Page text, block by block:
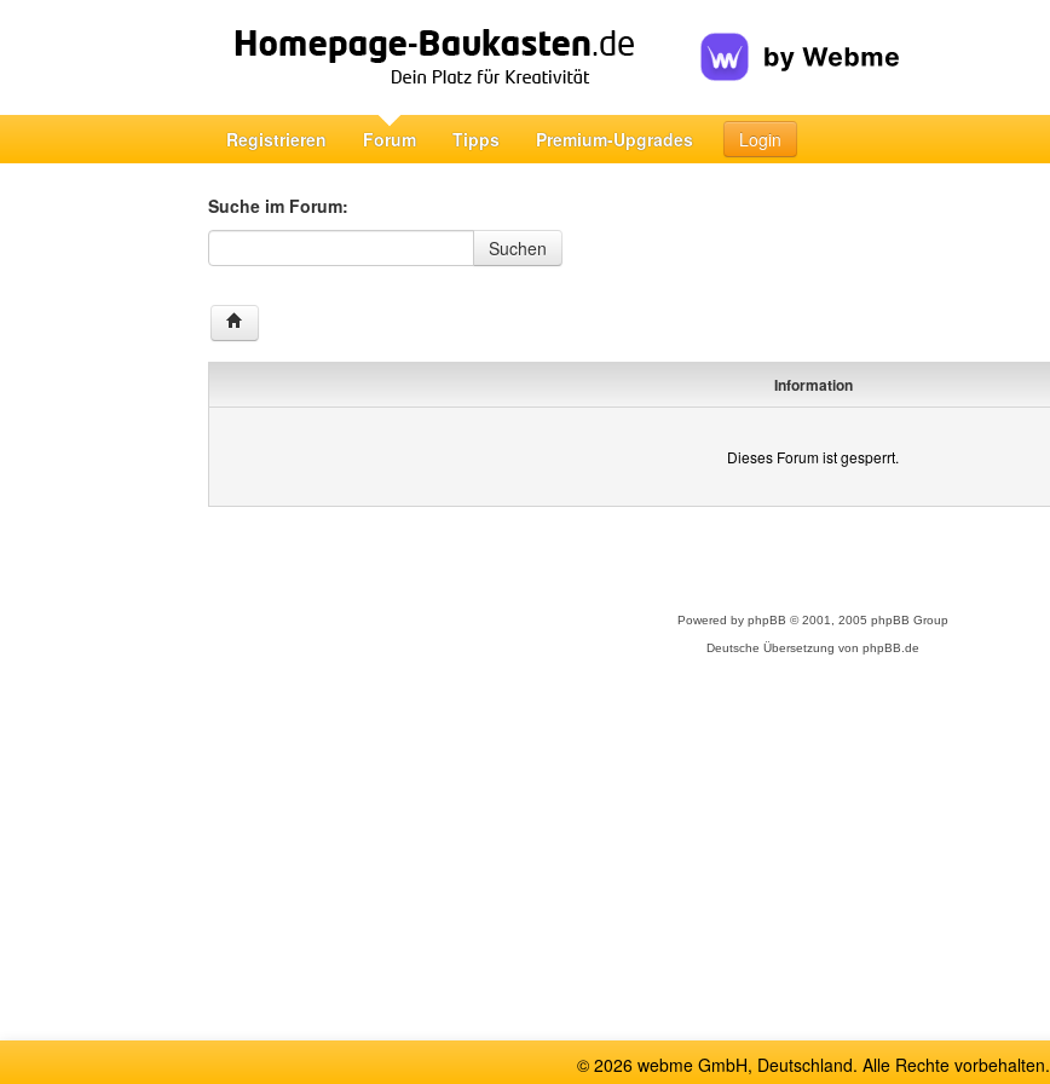
Registrieren Forum Tipps Premium-Upgrades Login
Suche im Forum:
Suche im Forum
Suchen
Information
Dieses Forum ist gesperrt.
Powered by phpBB © 2001, 2005 phpBB Group
Deutsche Übersetzung von phpBB.de
© 2026 webme GmbH, Deutschland. Alle Rechte vorbehalten.